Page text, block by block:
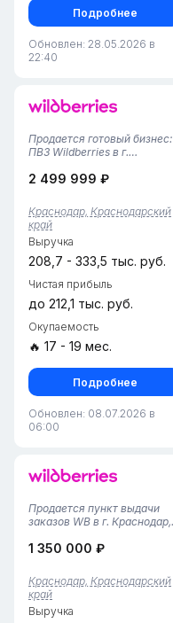
Подробнее
Обновлен: 28.05.2026 в
22:40
Продается готовый бизнес:
ПВЗ Wildberries в г.
полностью готовый,
бизнес-объект — пункт
выдачи заказов
Wildberries.Площадь — 40
кв. м: просторная
клиентска...
2 499 999 ₽
Краснодар, Краснодарский
край
Выручка
208,7 - 333,5 тыс. руб.
Чистая прибыль
до 212,1 тыс. руб.
Окупаемость
🔥 17 - 19 мес.
Подробнее
Обновлен: 08.07.2026 в
06:00
Продается пункт выдачи
заказов WB в г. Краснодар,
Площадь помещения — 42
зоной выдачи и складским
пространством.• Пункт
работает с 2024 года,
финансовая ста...
1 350 000 ₽
Краснодар, Краснодарский
край
Выручка